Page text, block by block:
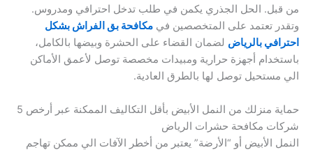
من قبل. الحل الجذري يكمن في طلب تدخل احترافي ومدروس.
وتقدر تعتمد على المتخصصين في مكافحة بق الفراش بشكل
احترافي بالرياض لضمان القضاء على الحشرة وبيضها بالكامل،
باستخدام أجهزة حرارية ومبيدات مخصصة توصل لأعمق الأماكن
الي مستحيل توصل لها بالطرق العادية.
حماية منزلك من النمل الأبيض بأقل التكاليف الممكنة عبر أرخص 5
شركات مكافحة حشرات الرياض
النمل الأبيض أو “الأرضة” يعتبر من أخطر الآفات الي ممكن تهاجم